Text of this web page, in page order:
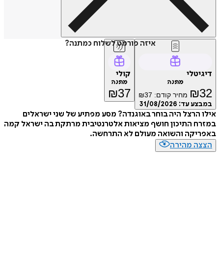
איזה פורמט לשלוח כמתנה?
דיגיטלי
מתנה
₪32 מחיר קודם: ₪37
במבצע עד: 31/08/2026
קולי
מתנה
₪37
אילו הרצל היה בוחר באוגנדה? מסע מפתיע של שני ישראלים
במזרח התיכון חושף מציאות אלטרנטיבית מרתקת בה ישראל קמה
באפריקה והשואה מעולם לא התרחשה.
הצצה מהירה